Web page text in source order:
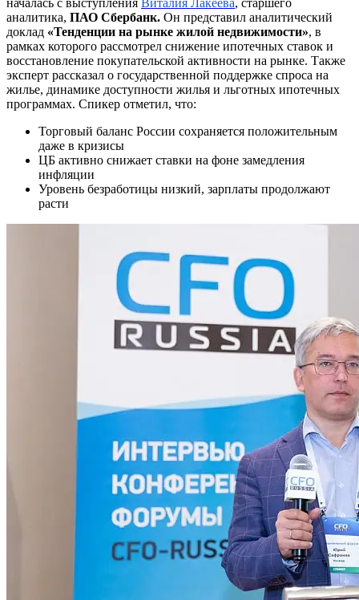
аналитика, ПАО Сбербанк. Он представил аналитический
доклад «Тенденции на рынке жилой недвижимости», в
рамках которого рассмотрел снижение ипотечных ставок и
восстановление покупательской активности на рынке. Также
эксперт рассказал о государственной поддержке спроса на
жилье, динамике доступности жилья и льготных ипотечных
программах. Спикер отметил, что:
Торговый баланс России сохраняется положительным
даже в кризисы
ЦБ активно снижает ставки на фоне замедления
инфляции
Уровень безработицы низкий, зарплаты продолжают
расти